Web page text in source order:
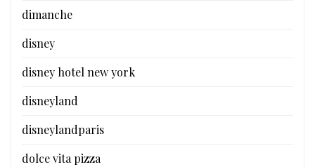
dimanche
disney
disney hotel new york
disneyland
disneylandparis
dolce vita pizza